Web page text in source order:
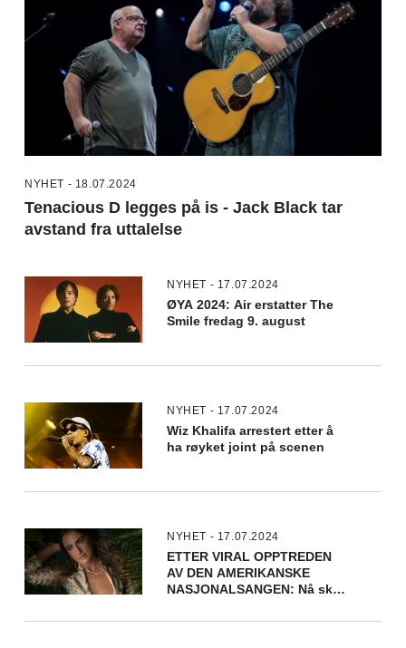
NYHET - 18.07.2024
Tenacious D legges på is - Jack Black tar
avstand fra uttalelse
NYHET - 17.07.2024
ØYA 2024: Air erstatter The
Smile fredag 9. august
NYHET - 17.07.2024
Wiz Khalifa arrestert etter å
ha røyket joint på scenen
NYHET - 17.07.2024
ETTER VIRAL OPPTREDEN
AV DEN AMERIKANSKE
NASJONALSANGEN: Nå skal
rehabilitering